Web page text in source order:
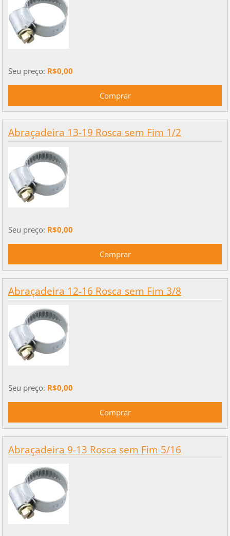
Seu preço: R$0,00
Abraçadeira 13-19 Rosca sem Fim 1/2
Seu preço: R$0,00
Abraçadeira 12-16 Rosca sem Fim 3/8
Seu preço: R$0,00
Abraçadeira 9-13 Rosca sem Fim 5/16